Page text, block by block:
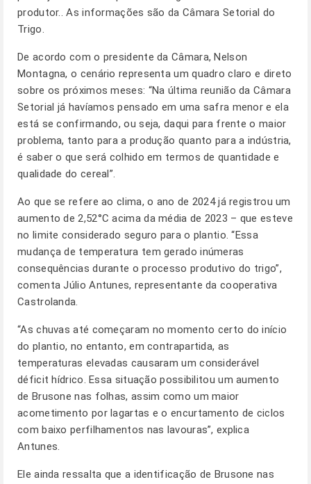
produtor.. As informações são da Câmara Setorial do
Trigo.
De acordo com o presidente da Câmara, Nelson
Montagna, o cenário representa um quadro claro e direto
sobre os próximos meses: “Na última reunião da Câmara
Setorial já havíamos pensado em uma safra menor e ela
está se confirmando, ou seja, daqui para frente o maior
problema, tanto para a produção quanto para a indústria,
é saber o que será colhido em termos de quantidade e
qualidade do cereal”.
Ao que se refere ao clima, o ano de 2024 já registrou um
aumento de 2,52°C acima da média de 2023 – que esteve
no limite considerado seguro para o plantio. “Essa
mudança de temperatura tem gerado inúmeras
consequências durante o processo produtivo do trigo”,
comenta Júlio Antunes, representante da cooperativa
Castrolanda.
“As chuvas até começaram no momento certo do início
do plantio, no entanto, em contrapartida, as
temperaturas elevadas causaram um considerável
déficit hídrico. Essa situação possibilitou um aumento
de Brusone nas folhas, assim como um maior
acometimento por lagartas e o encurtamento de ciclos
com baixo perfilhamentos nas lavouras”, explica
Antunes.
Ele ainda ressalta que a identificação de Brusone nas